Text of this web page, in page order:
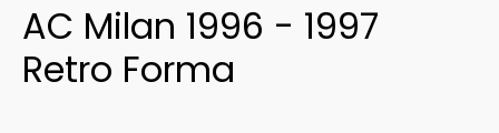
AC Milan 1996 - 1997
Retro Forma